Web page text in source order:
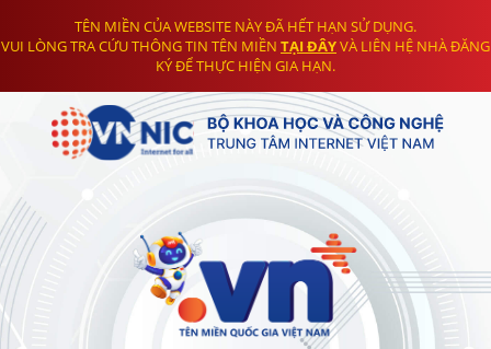
TÊN MIỀN CỦA WEBSITE NÀY ĐÃ HẾT HẠN SỬ DỤNG.
VUI LÒNG TRA CỨU THÔNG TIN TÊN MIỀN TẠI ĐÂYVÀ LIÊN HỆ NHÀ ĐĂNG
KÝ ĐỂ THỰC HIỆN GIA HẠN.